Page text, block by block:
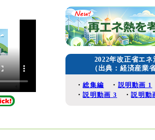
2022年改正省エ
（出典：経済産業
・総集編 ・ 説明動画 1
・説明動画 3 ・説明動